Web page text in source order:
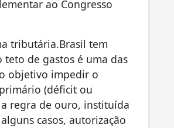
ao Congresso
tributária.Brasil tem
de gastos é uma das
objetivo impedir o
(déficit ou
regra de ouro, instituída
casos, autorização